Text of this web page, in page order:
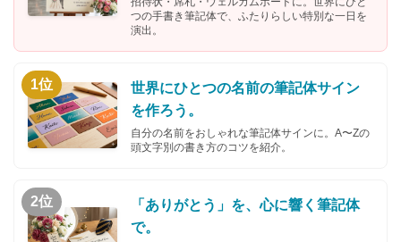
つの手書き筆記体で、ふたりらしい特別な一日を
演出。
1位
世界にひとつの名前の筆記体サイン
を作ろう。
自分の名前をおしゃれな筆記体サインに。A〜Zの
頭文字別の書き方のコツを紹介。
2位
「ありがとう」を、心に響く筆記体
で。